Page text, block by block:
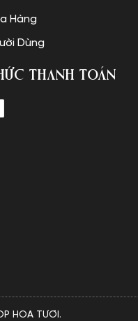
Hàng
Dùng
thanh toán
HOA TƯƠI.